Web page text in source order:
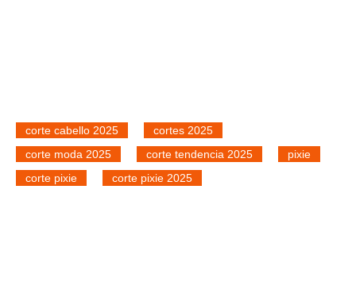
corte cabello 2025
cortes 2025
corte moda 2025
corte tendencia 2025
pixie
corte pixie
corte pixie 2025